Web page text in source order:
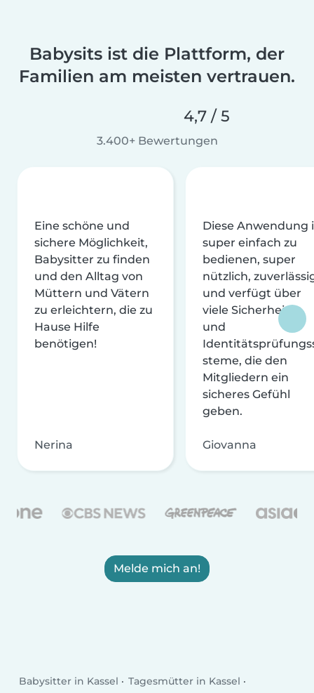
Babysits ist die Plattform, der
Familien am meisten vertrauen.
4,7 / 5
3.400+ Bewertungen
Eine schöne und
sichere Möglichkeit,
Babysitter zu finden
und den Alltag von
Müttern und Vätern
zu erleichtern, die zu
Hause Hilfe
benötigen!
Nerina
Diese Anwendung
super einfach zu
bedienen, super
nützlich,
und verfügt über
viele Sicherheits-
und
steme, die den
Mitgliedern ein
sicheres Gefühl
geben.
Giovanna
Melde mich an!
Babysitter in Kassel
Tagesmütter in Kassel